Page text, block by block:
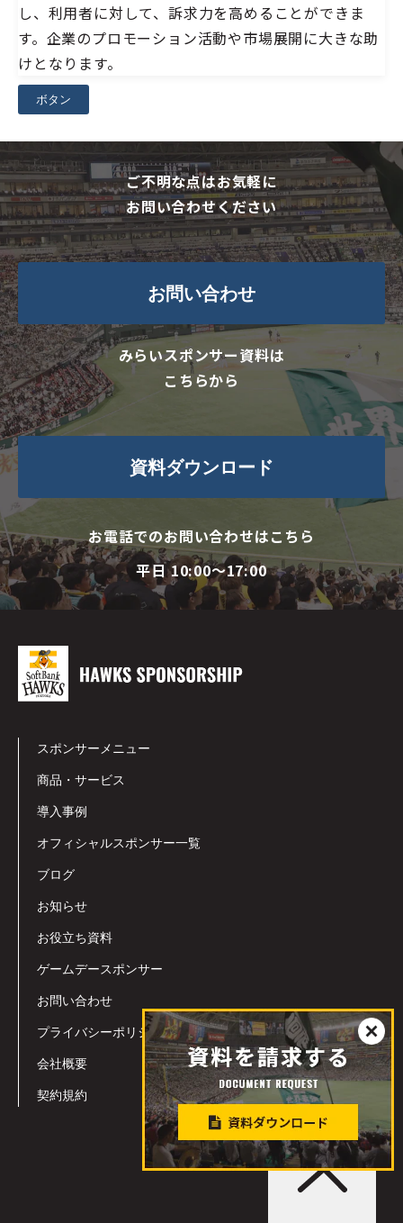
し、利用者に対して、訴求力を高めることができま
す。企業のプロモーション活動や市場展開に大きな助
けとなります。
ボタン
ご不明な点はお気軽に
お問い合わせください
お問い合わせ
みらいスポンサー資料は
こちらから
資料ダウンロード
お電話でのお問い合わせはこちら
平日 10:00〜17:00
スポンサーメニュー
商品・サービス
導入事例
オフィシャルスポンサー一覧
ブログ
お知らせ
お役立ち資料
ゲームデースポンサー
お問い合わせ
プライバシーポリシー
会社概要
契約規約